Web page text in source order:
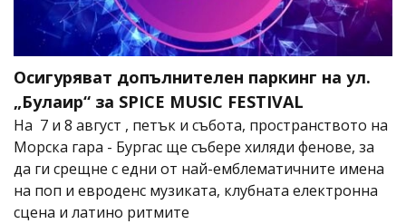
Осигуряват допълнителен паркинг на ул.
„Булаир“ за SPICE MUSIC FESTIVAL
На 7 и 8 август , петък и събота, пространството на
Морска гара - Бургас ще събере хиляди фенове, за
да ги срещне с едни от най-емблематичните имена
на поп и евроденс музиката, клубната електронна
сцена и латино ритмите